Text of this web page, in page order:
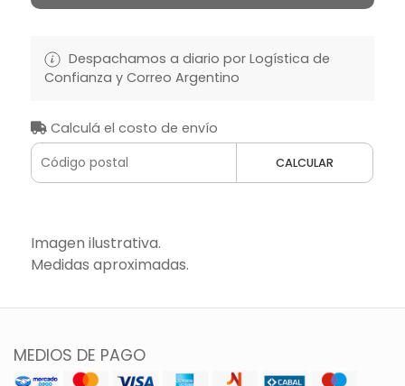
Despachamos a diario por Logística de
Confianza y Correo Argentino
Calculá el costo de envío
CALCULAR
Imagen ilustrativa.
Medidas aproximadas.
MEDIOS DE PAGO